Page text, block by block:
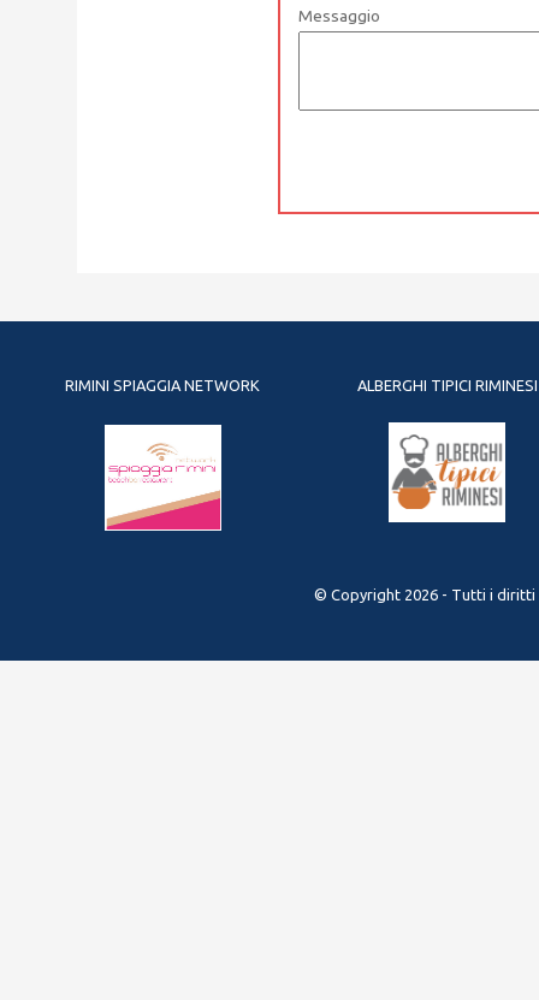
Messaggio
RIMINI SPIAGGIA NETWORK ALBERGHI TIPICI RIMINESI
© Copyright 2026 - Tutti i diritti